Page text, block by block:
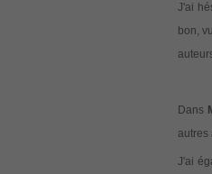
J'ai
bon,
Dans
autres
J'ai